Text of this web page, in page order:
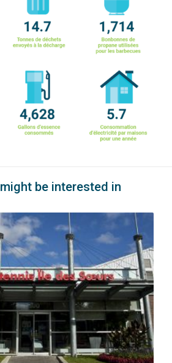
be interested in